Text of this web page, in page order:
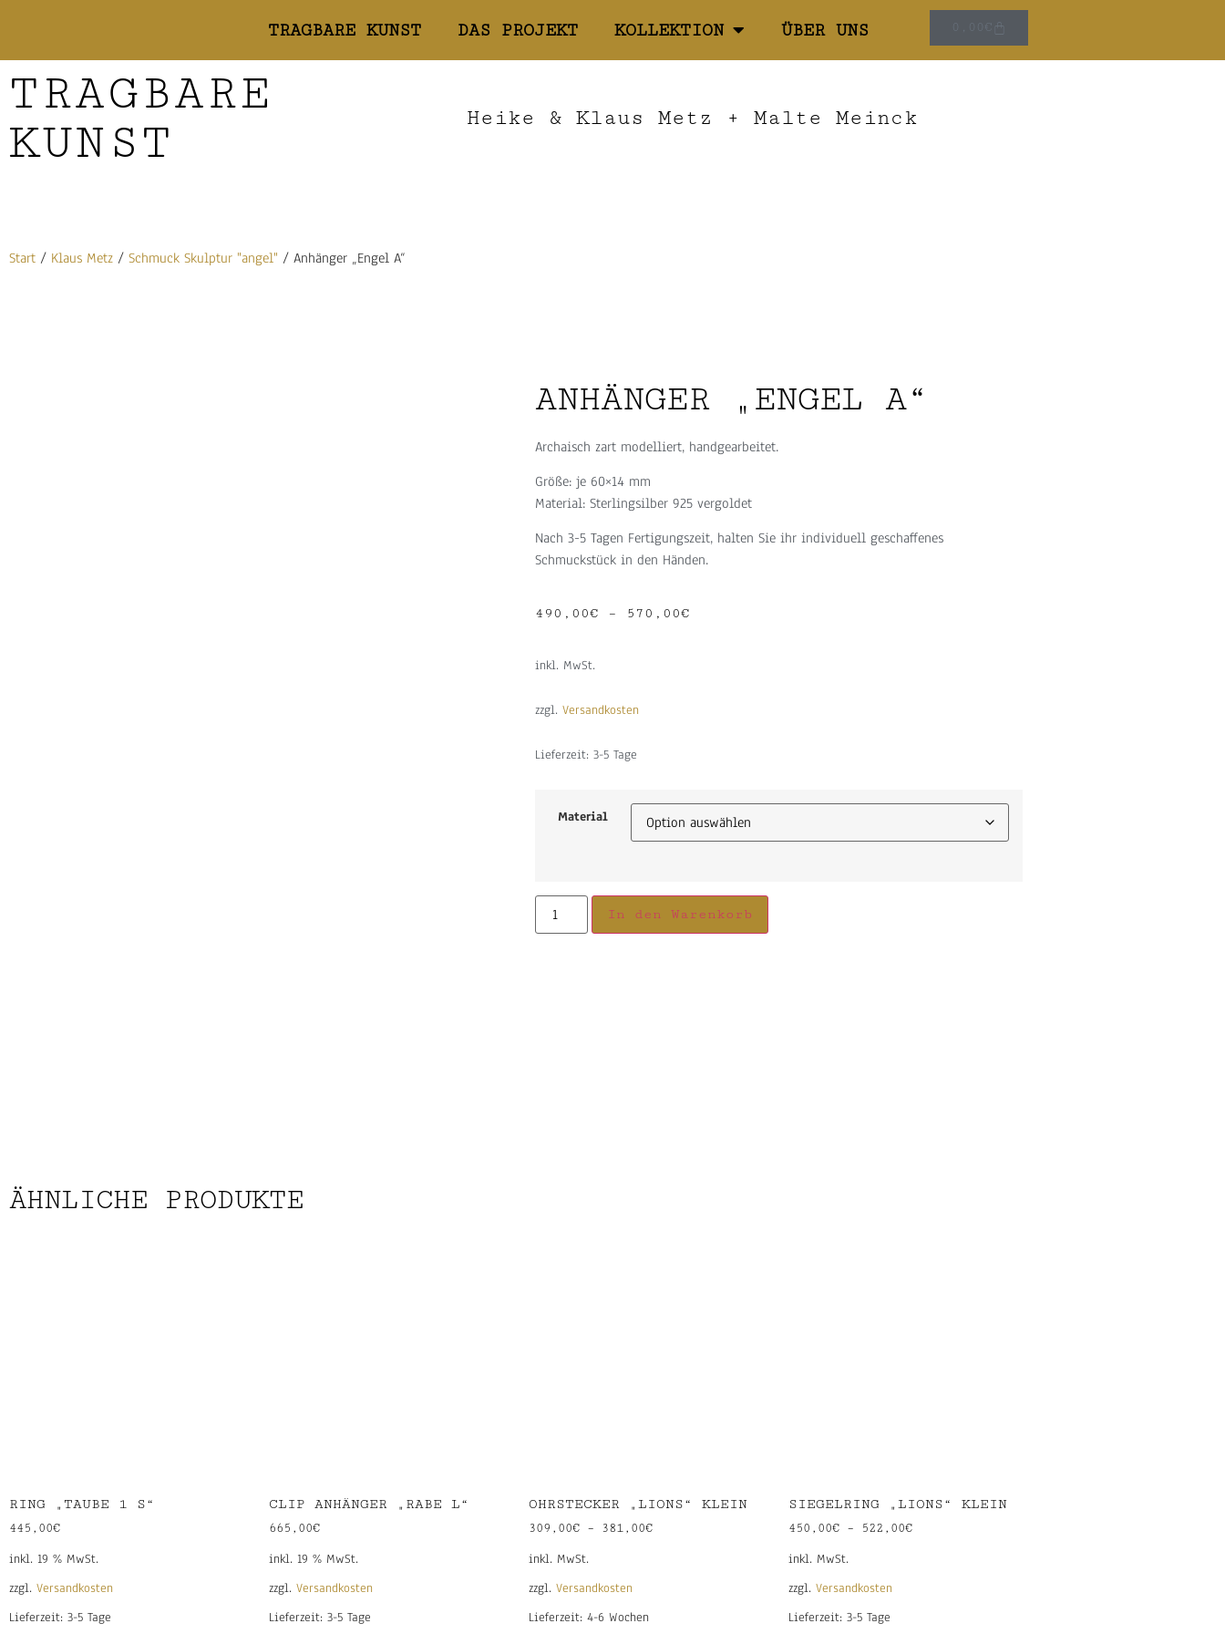
TRAGBARE KUNST DAS PROJEKT KOLLEKTION ÜBER UNS 0,00 €
TRAGBARE
KUNST
Heike & Klaus Metz + Malte Meinck
Start / Klaus Metz / Schmuck Skulptur "angel" / Anhänger „Engel A“
ANHÄNGER „ENGEL A“
Archaisch zart modelliert, handgearbeitet.
Größe: je 60×14 mm
Material: Sterlingsilber 925 vergoldet
Nach 3-5 Tagen Fertigungszeit, halten Sie ihr individuell geschaffenes
Schmuckstück in den Händen.
490,00€ – 570,00€
inkl. MwSt.
zzgl.Versandkosten
Lieferzeit:3-5 Tage
Material
In den Warenkorb
ÄHNLICHE PRODUKTE
RING „TAUBE 1 S“
445,00€
inkl. 19 % MwSt.
zzgl. Versandkosten
Lieferzeit: 3-5 Tage
CLIP ANHÄNGER „RABE L“
665,00€
inkl. 19 % MwSt.
zzgl. Versandkosten
Lieferzeit: 3-5 Tage
OHRSTECKER „LIONS“ KLEIN
309,00€ – 381,00€
inkl. MwSt.
zzgl. Versandkosten
Lieferzeit: 4-6 Wochen
SIEGELRING „LIONS“ KLEIN
450,00€ – 522,00€
inkl. MwSt.
zzgl. Versandkosten
Lieferzeit: 3-5 Tage